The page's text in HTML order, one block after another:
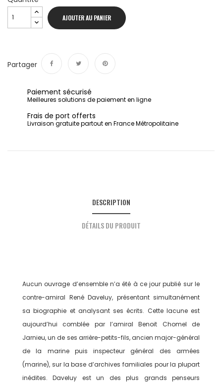
AJOUTER AU PANIER
Partager
Paiement sécurisé
Meilleures solutions de paiement en ligne
Frais de port offerts
Livraison gratuite partout en France Métropolitaine
DESCRIPTION
DÉTAILS DU PRODUIT
Aucun ouvrage d’ensemble n’a été à ce jour publié sur le
contre-amiral René Daveluy, présentant simultanément
sa biographie et analysant ses écrits. Cette lacune est
aujourd’hui comblée par l’amiral Benoit Chomel de
Jarnieu, un de ses arrière-petits-fils, ancien major-général
de la marine puis inspecteur général des armées
(marine), sur la base d’archives familiales pour la plupart
inédites. Daveluy est un des plus grands penseurs